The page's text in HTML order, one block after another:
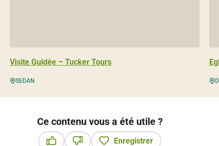
Visite Guidée – Tucker Tours
SEDAN
Ce contenu vous a été utile ?
Enregistrer